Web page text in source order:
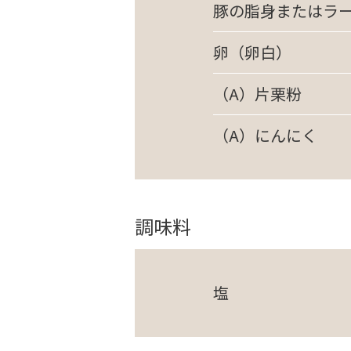
豚の脂身またはラ
卵（卵白）
（A）片栗粉
（A）にんにく
調味料
塩